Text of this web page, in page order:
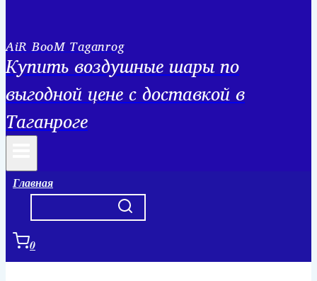
AiR BooM Taganrog
Купить воздушные шары по
выгодной цене с доставкой в
Таганроге
Главная
0